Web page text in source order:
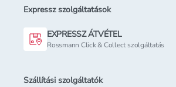
Expressz szolgáltatások
EXPRESSZ ÁTVÉTEL
Rossmann Click & Collect szolgáltatás
Szállítási szolgáltatók